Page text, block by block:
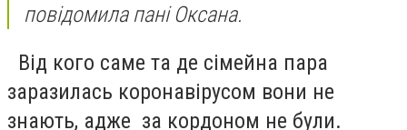
повідомила пані Оксана.
Від кого саме та де сімейна пара
заразилась коронавірусом вони не
знають, адже за кордоном не були.